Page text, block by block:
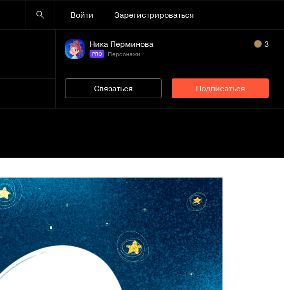
Войти Зарегистрироваться
Ника Перминова
PRO Персонажи
3
Связаться Подписаться